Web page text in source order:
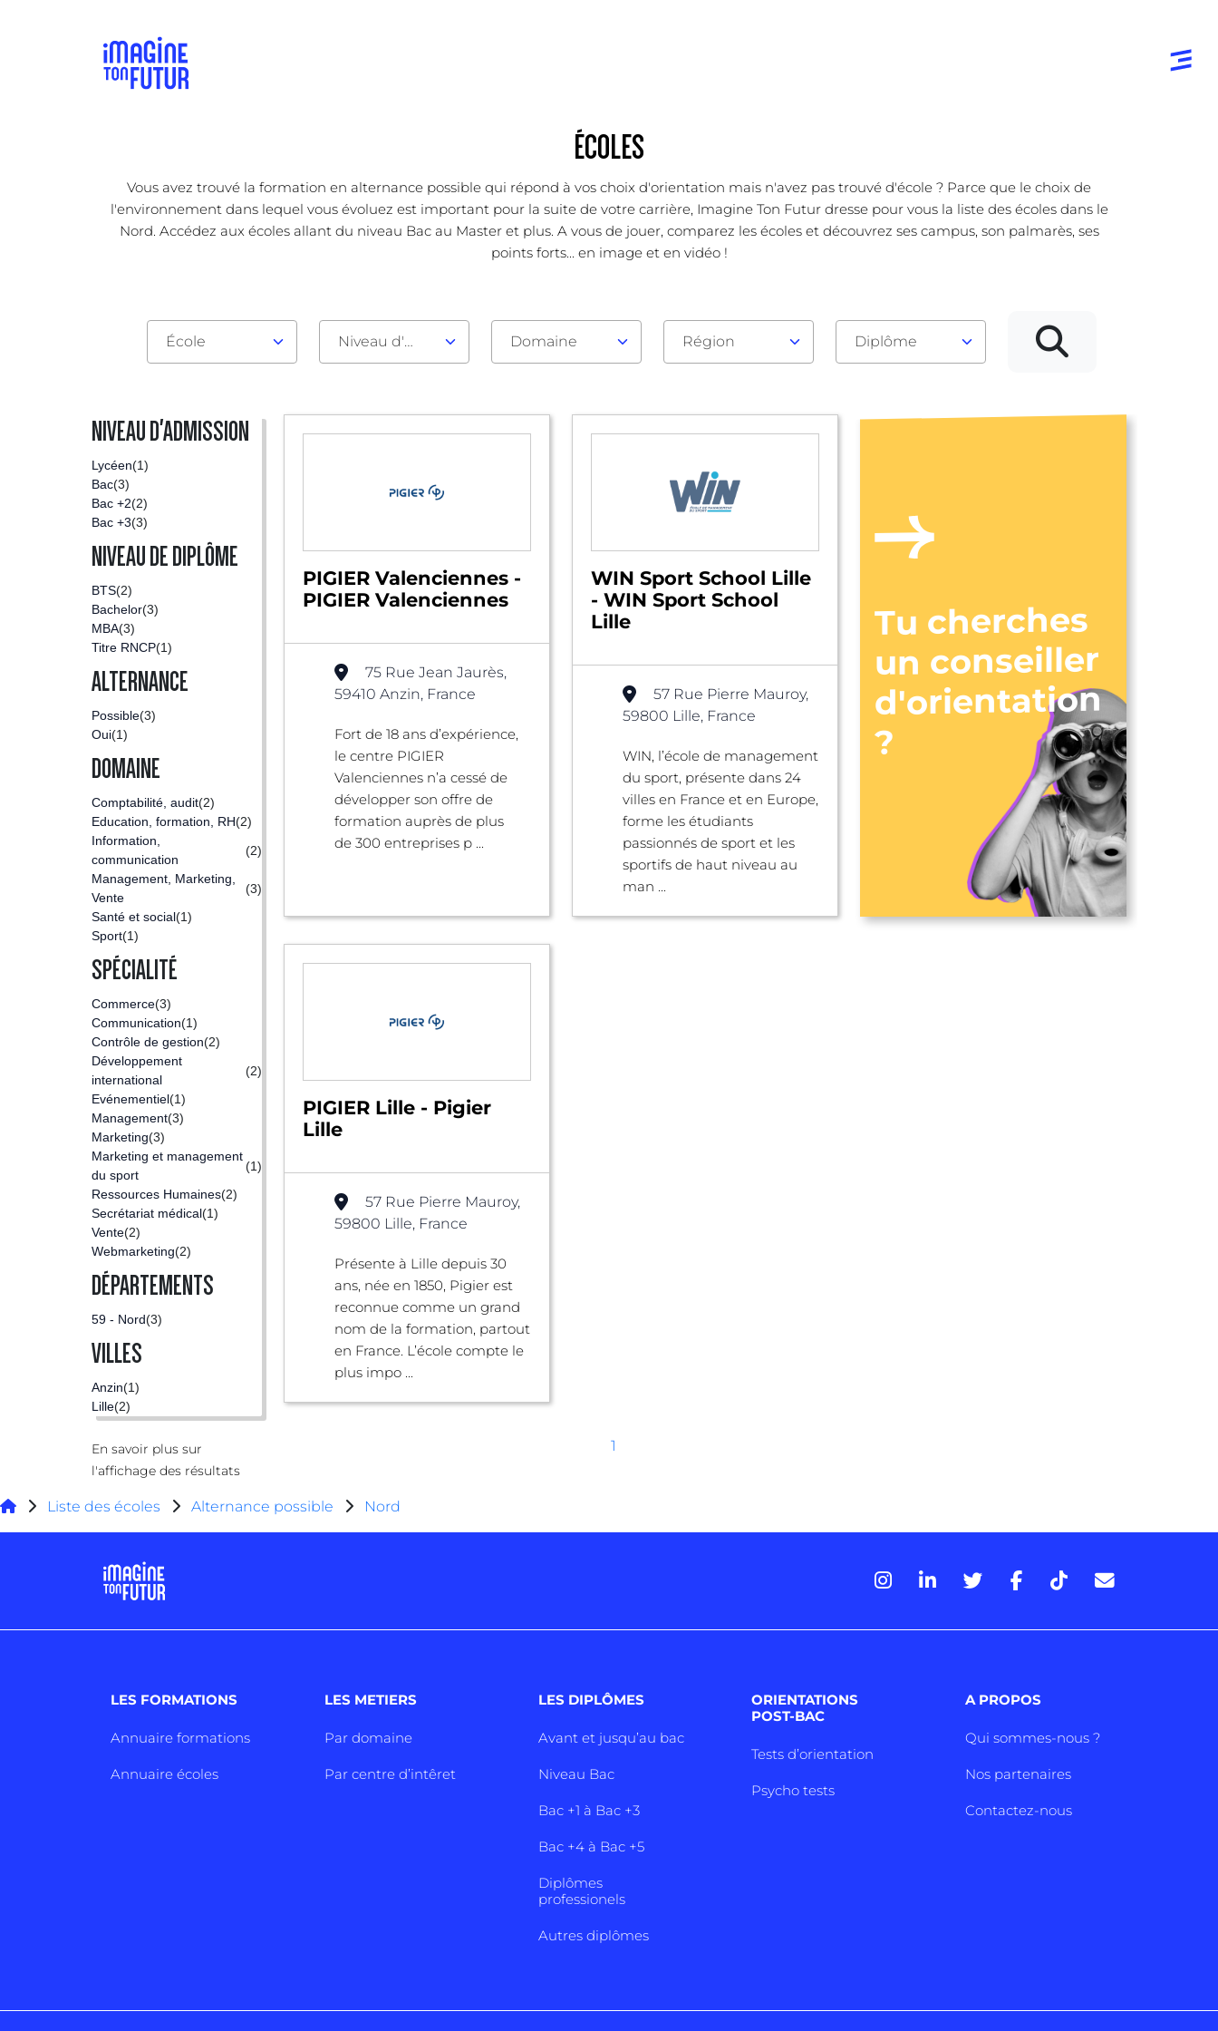
ÉCOLES
Vous avez trouvé la formation en alternance possible qui répond à vos choix d'orientation mais n'avez pas trouvé d'école ? Parce que le choix de
l'environnement dans lequel vous évoluez est important pour la suite de votre carrière, Imagine Ton Futur dresse pour vous la liste des écoles dans le
Nord. Accédez aux écoles allant du niveau Bac au Master et plus. A vous de jouer, comparez les écoles et découvrez ses campus, son palmarès, ses
points forts... en image et en vidéo !
École Niveau d'admission Domaine Région Diplôme
NIVEAU D'ADMISSION
Lycéen(1)
Bac(3)
Bac +2(2)
Bac +3(3)
NIVEAU DE DIPLÔME
BTS(2)
Bachelor(3)
MBA(3)
Titre RNCP(1)
ALTERNANCE
Possible(3)
Oui(1)
DOMAINE
Comptabilité, audit(2)
Education, formation, RH(2)
Information,
communication
(2)
Management, Marketing,
Vente
(3)
Santé et social(1)
Sport(1)
SPÉCIALITÉ
Commerce(3)
Communication(1)
Contrôle de gestion(2)
Développement
international
(2)
Evénementiel(1)
Management(3)
Marketing(3)
Marketing et management
du sport
(1)
Ressources Humaines(2)
Secrétariat médical(1)
Vente(2)
Webmarketing(2)
DÉPARTEMENTS
59 - Nord(3)
VILLES
Anzin(1)
Lille(2)
En savoir plus sur
l'affichage des résultats
PIGIER Valenciennes -
PIGIER Valenciennes
75 Rue Jean Jaurès,
59410 Anzin, France
Fort de 18 ans d’expérience,
le centre PIGIER
Valenciennes n’a cessé de
développer son offre de
formation auprès de plus
de 300 entreprises p ...
WIN Sport School Lille
- WIN Sport School
Lille
57 Rue Pierre Mauroy,
59800 Lille, France
WIN, l’école de management
du sport, présente dans 24
villes en France et en Europe,
forme les étudiants
passionnés de sport et les
sportifs de haut niveau au
man ...
Tu cherches
un conseiller
d'orientation
?
PIGIER Lille - Pigier
Lille
57 Rue Pierre Mauroy,
59800 Lille, France
Présente à Lille depuis 30
ans, née en 1850, Pigier est
reconnue comme un grand
nom de la formation, partout
en France. L’école compte le
plus impo ...
1
Liste des écoles Alternance possible Nord
LES FORMATIONS
Annuaire formations
Annuaire écoles
LES METIERS
Par domaine
Par centre d’intêret
LES DIPLÔMES
Avant et jusqu’au bac
Niveau Bac
Bac +1 à Bac +3
Bac +4 à Bac +5
Diplômes
professionels
Autres diplômes
ORIENTATIONS
POST-BAC
Tests d’orientation
Psycho tests
A PROPOS
Qui sommes-nous ?
Nos partenaires
Contactez-nous